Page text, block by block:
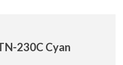
230C Cyan